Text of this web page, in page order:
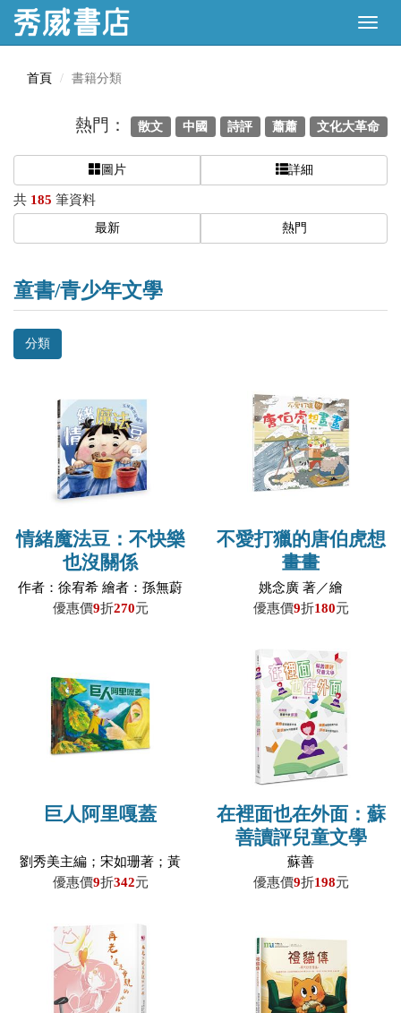
首頁 書籍分類
熱門： 散文 中國 詩評 蕭蕭 文化大革命
圖片 詳細
共 185 筆資料
最新 熱門
童書/青少年文學
分類
情緒魔法豆：不快樂
也沒關係
作者：徐宥希 繪者：孫無蔚
優惠價9折270元
不愛打獵的唐伯虎想
畫畫
姚念廣 著／繪
優惠價9折180元
巨人阿里嘎蓋
劉秀美主編；宋如珊著；黃
岳琳繪
優惠價9折342元
在裡面也在外面：蘇
善讀評兒童文學
蘇善
優惠價9折198元